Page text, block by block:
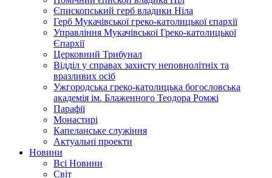
Єпископський герб владики Ніла
Герб Мукачівської греко-католицької єпархії
Управління Мукачівської Греко-католицької
Єпархії
Церковний Трибунал
Відділ у справах захисту неповнолітніх та
вразливих осіб
Ужгородська греко-католицька богословська
академія ім. Блаженного Теодора Ромжі
Парафії
Монастирі
Капеланське служіння
Актуальні проекти
Новини
Всі Новини
Світ